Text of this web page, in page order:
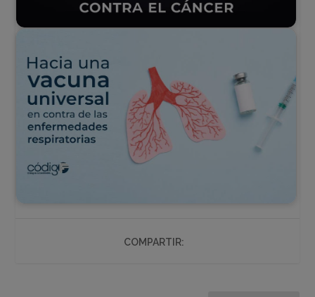
COMPARTIR: